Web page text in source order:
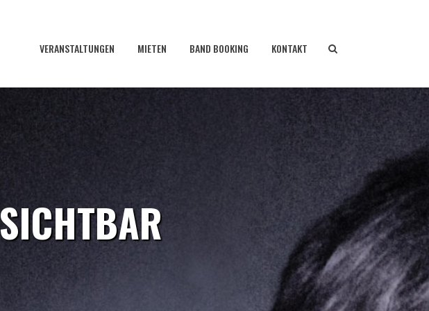
VERANSTALTUNGEN MIETEN BAND BOOKING KONTAKT
SICHTBAR